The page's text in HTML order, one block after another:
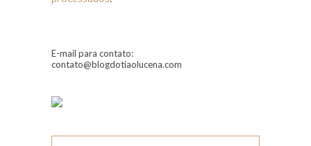
E-mail para contato:
contato@blogdotiaolucena.com